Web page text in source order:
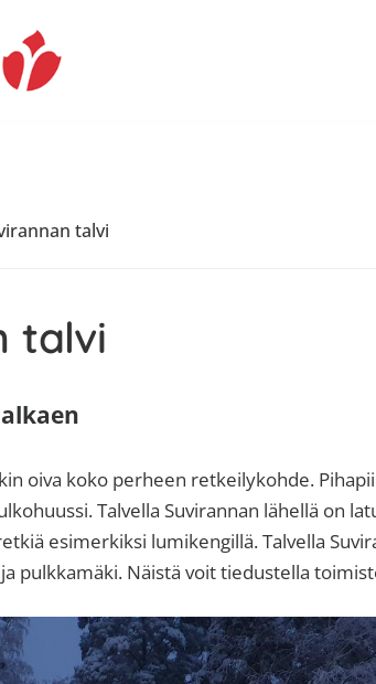
talvi
talvi
alkaen
oiva koko perheen retkeilykohde.
Talvella Suvirannan lähellä on
esimerkiksi lumikengillä. Talvella
pulkkamäki. Näistä voit tiedustella